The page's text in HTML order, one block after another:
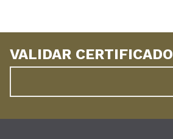
VALIDAR CERTIFICADO